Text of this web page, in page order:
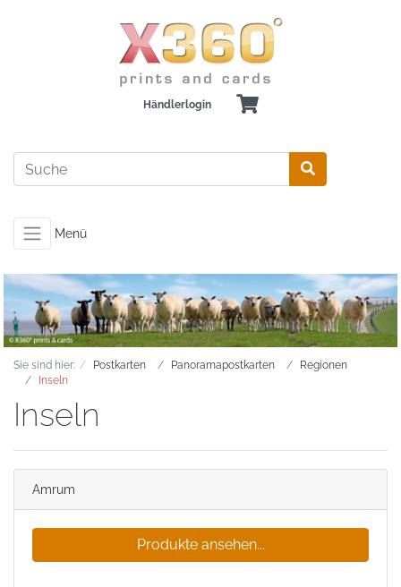
Händlerlogin
Menü
Sie sind hier: Postkarten Panoramapostkarten
Regionen
Inseln
Inseln
Amrum
Produkte ansehen...